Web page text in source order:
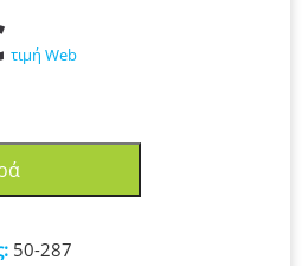
τιμή Web
50-287